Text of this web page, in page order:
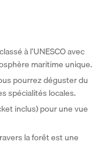
à l’UNESCO avec
maritime unique.
pourrez déguster du
spécialités locales.
inclus) pour une vue
la forêt est une